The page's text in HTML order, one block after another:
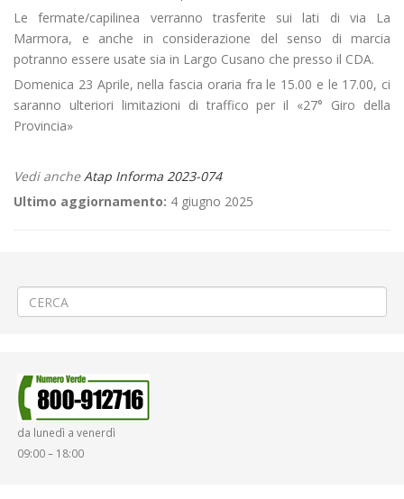
Le fermate/capilinea verranno trasferite sui lati di via La
Marmora, e anche in considerazione del senso di marcia
potranno essere usate sia in Largo Cusano che presso il CDA.
Domenica 23 Aprile, nella fascia oraria fra le 15.00 e le 17.00, ci
saranno ulteriori limitazioni di traffico per il «27° Giro della
Provincia»
Vedi ancheAtap Informa 2023-074
Ultimo aggiornamento: 4 giugno 2025
da lunedì a venerdì
09:00 – 18:00